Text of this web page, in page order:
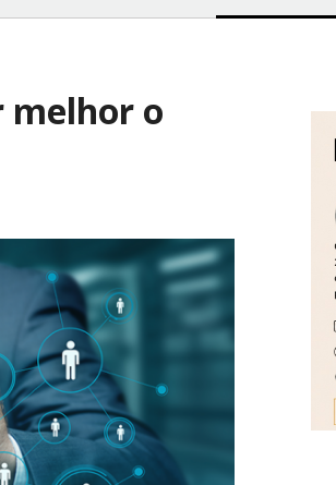
melhor o